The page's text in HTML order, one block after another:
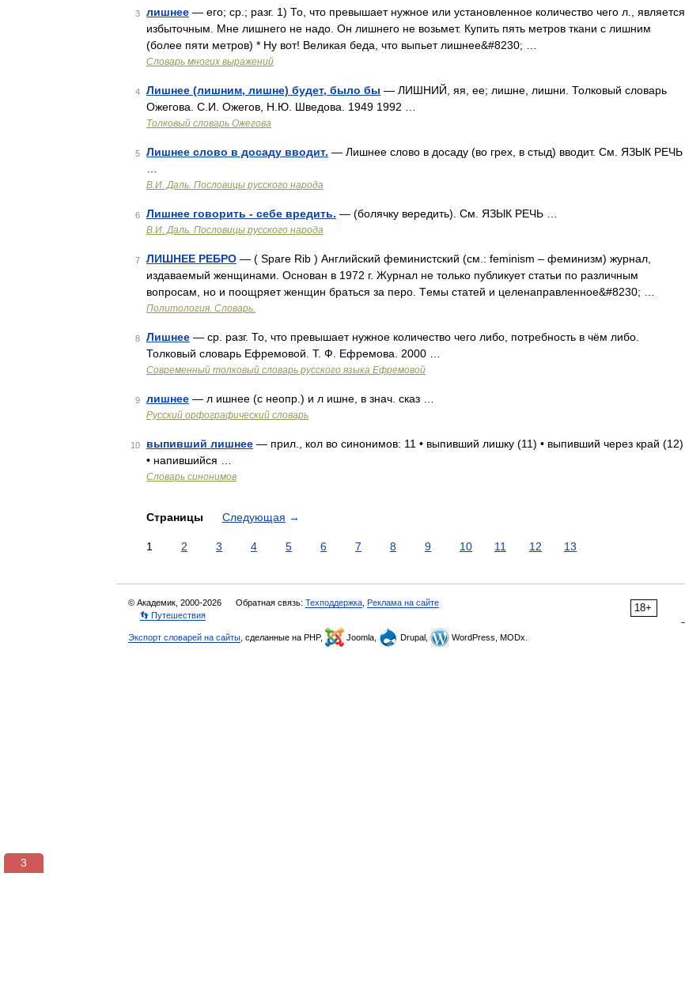
3 лишнее — его; ср.; разг. 1) То, что превышает нужное или установленное количество чего л., является
избыточным. Мне лишнего не надо. Он лишнего не возьмет. Купить пять метров ткани с лишним
(более пяти метров) * Ну вот! Великая беда, что выпьет лишнее&#8230; …
Словарь многих выражений
4 Лишнее (лишним, лишне) будет, было бы — ЛИШНИЙ, яя, ее; лишне, лишни. Толковый словарь
Ожегова. С.И. Ожегов, Н.Ю. Шведова. 1949 1992 …
Толковый словарь Ожегова
5 Лишнее слово в досаду вводит. — Лишнее слово в досаду (во грех, в стыд) вводит. См. ЯЗЫК РЕЧЬ
В.И. Даль. Пословицы русского народа
6 Лишнее говорить - себе вредить. — (болячку вередить). См. ЯЗЫК РЕЧЬ …
В.И. Даль. Пословицы русского народа
7 ЛИШНЕЕ РЕБРО — ( Spare Rib ) Английский феминистский (см.: feminism – феминизм) журнал,
издаваемый женщинами. Основан в 1972 г. Журнал не только публикует статьи по различным
вопросам, но и поощряет женщин браться за перо. Tемы статей и целенаправленное&#8230; …
Политология. Словарь.
8 Лишнее — ср. разг. То, что превышает нужное количество чего либо, потребность в чём либо.
Толковый словарь Ефремовой. Т. Ф. Ефремова. 2000 …
Современный толковый словарь русского языка Ефремовой
9 лишнее — л ишнее (с неопр.) и л ишне, в знач. сказ …
Русский орфографический словарь
10 выпивший лишнее — прил., кол во синонимов: 11 • выпивший лишку (11) • выпивший через край (12)
• напившийся …
Словарь синонимов
Страницы Следующая →
1 2 3 4 5 6 7 8 9 10 11 12 13
18+
© Академик, 2000-2026 Обратная связь: Техподдержка Реклама на сайте
👣 Путешествия
Экспорт словарей на сайты , сделанные на PHP, Joomla, Drupal, WordPress, MODx.
3